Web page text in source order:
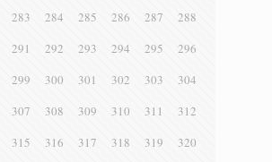
283 284 285 286 287
288
291 292 293 294 295
296
299 300 301 302 303
304
307 308 309 310 311
312
315 316 317 318 319
320